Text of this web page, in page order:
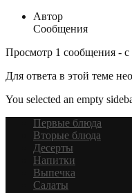
Автор
Сообщения
Просмотр 1 сообщения - с
Для ответа в этой теме
You selected an empty
Первые блюда
Вторые блюда
Десерты
Напитки
Выпечка
Салаты